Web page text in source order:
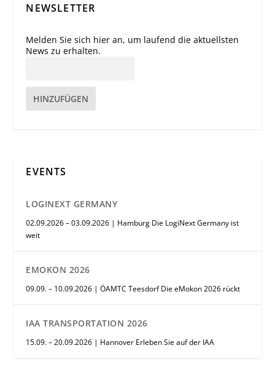
NEWSLETTER
Melden Sie sich hier an, um laufend die aktuellsten
News zu erhalten.
HINZUFÜGEN
EVENTS
LOGINEXT GERMANY
02.09.2026 – 03.09.2026 | Hamburg Die LogiNext Germany ist
weit
EMOKON 2026
09.09. – 10.09.2026 | ÖAMTC Teesdorf Die eMokon 2026 rückt
IAA TRANSPORTATION 2026
15.09. – 20.09.2026 | Hannover Erleben Sie auf der IAA